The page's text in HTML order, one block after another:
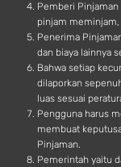
Pemberi
pinjam meminjam,
Penerima
dan biaya lainnya
Bahwa setiap
dilaporkan
luas sesuai
Pengguna harus
membuat
Pinjaman.
Pemerintah yaitu